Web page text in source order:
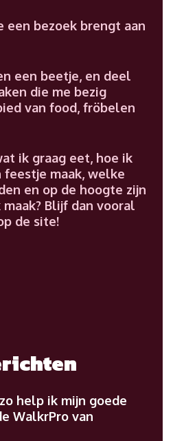
bezoek brengt aan
een beetje, en deel
die me bezig
van food, fröbelen
ik graag eet, hoe ik
feestje maak, welke
en op de hoogte zijn
Blijf dan vooral
de site!
help ik mijn goede
WalkrPro van